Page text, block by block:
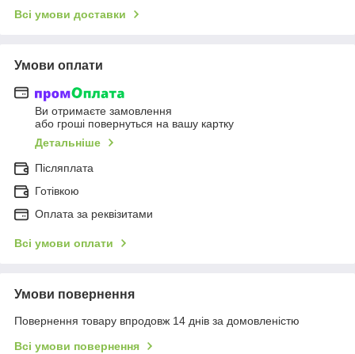
Всі умови доставки
Умови оплати
Ви отримаєте замовлення
або гроші повернуться на вашу картку
Детальніше
Післяплата
Готівкою
Оплата за реквізитами
Всі умови оплати
Умови повернення
Повернення товару впродовж 14 днів за домовленістю
Всі умови повернення